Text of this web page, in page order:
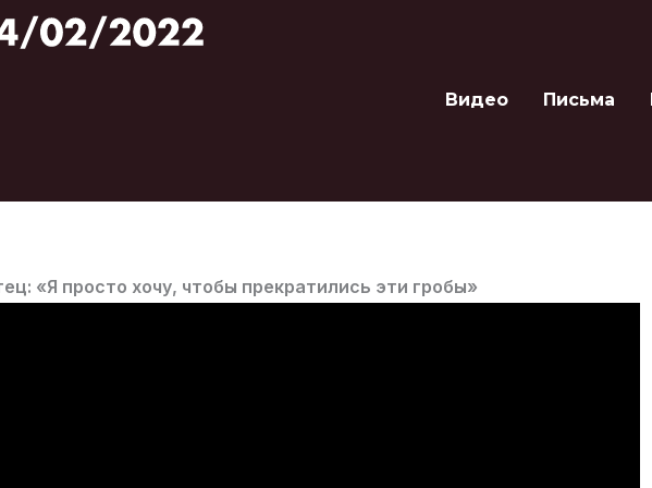
Видео Письма
«Я просто хочу, чтобы прекратились эти гробы»